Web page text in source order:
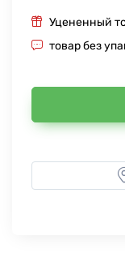
Уцененный
товар без